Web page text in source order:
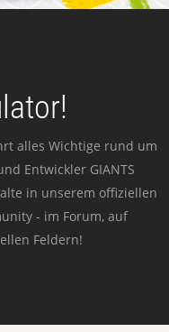
alles Wichtige rund um
Entwickler GIANTS
in unserem offiziellen
- im Forum, auf
Feldern!